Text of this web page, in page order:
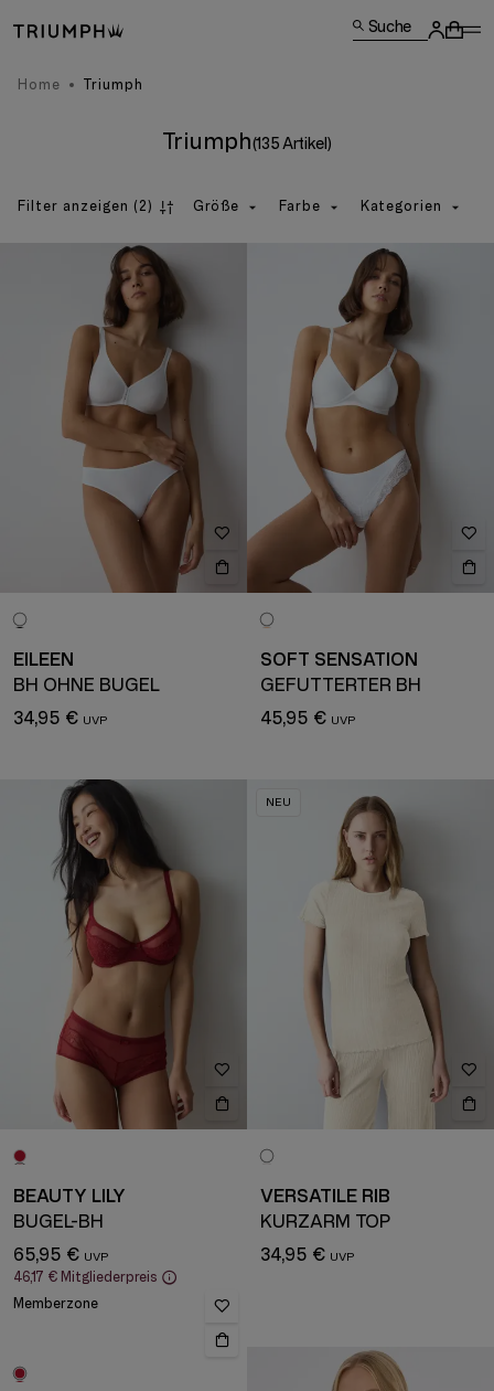
Suche
Home Triumph
Triumph(135 Artikel)
Filter anzeigen (2) Größe Farbe Kategorien
EILEEN
BH OHNE BÜGEL
34,95 €
SOFT SENSATION
GEFÜTTERTER BH
45,95 €
BEAUTY LILY
BÜGEL-BH
65,95 €
46,17 € Mitgliederpreis
Memberzone
NEU
VERSATILE RIB
KURZARM TOP
34,95 €